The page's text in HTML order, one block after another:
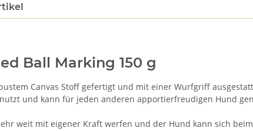
Ball Marking 150 g
Canvas Stoff gefertigt und mit einer Wurfgriff
und kann für jeden anderen apportierfreudigen Hund
weit mit eigener Kraft werfen und der Hund kann sich